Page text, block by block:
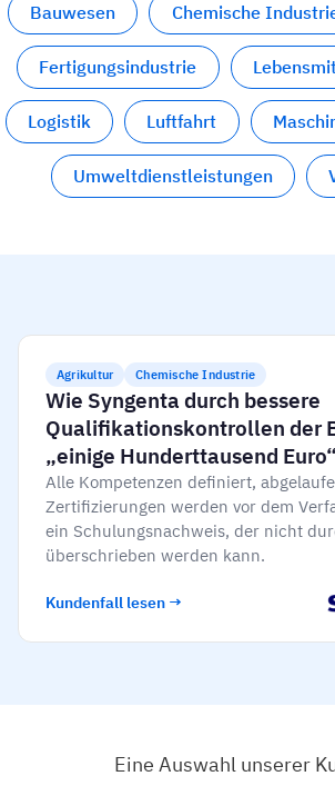
Mitarbeiterprofile
Schulungshistorie
Zertifikate & Lizenzen
Frontline Skills App
Mitarbeiterbereitschaft
Audit-Trails
Einblicke
Kompetenzlücken-Analysen
Schulungseffektivität
Nach Rollen
Ausbildungskoordinator
Betriebsleiter
ICT-Manager
Lebensmittelproduktion
Intersnack
JDE Coffee
Syngenta
Ashland
Verpackung
Canpack
Vista
Customer Success
Wissensdatenbank
AG5-Status
Unterstützung
Kontaktieren Sie uns
Bauwesen Chemische
Fertigungsindustrie
Logistik Luftfahrt
Umweltdienstleistungen
Agrikultur Chemische Industrie
Wie Syngenta durch bessere
Qualifikationskontrollen der
„einige Hunderttausend
Alle Kompetenzen definiert,
Zertifizierungen werden vor dem
ein Schulungsnachweis, der nicht
überschrieben werden kann.
Kundenfall lesen →
Eine Auswahl unserer